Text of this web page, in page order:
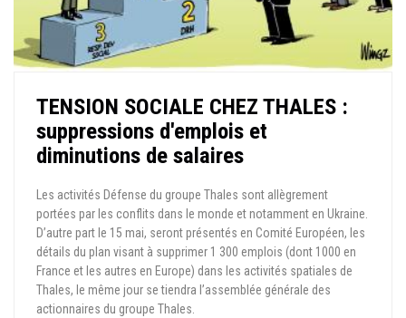
TENSION SOCIALE CHEZ THALES :
suppressions d'emplois et
diminutions de salaires
Les activités Défense du groupe Thales sont allègrement
portées par les conflits dans le monde et notamment en Ukraine.
D’autre part le 15 mai, seront présentés en Comité Européen, les
détails du plan visant à supprimer 1 300 emplois (dont 1000 en
France et les autres en Europe) dans les activités spatiales de
Thales, le même jour se tiendra l’assemblée générale des
actionnaires du groupe Thales.